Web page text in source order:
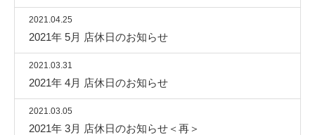
2021.04.25
2021年 5月 店休日のお知らせ
2021.03.31
2021年 4月 店休日のお知らせ
2021.03.05
2021年 3月 店休日のお知らせ＜再＞